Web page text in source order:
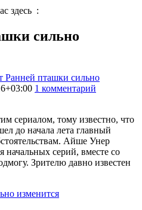
здесь :
сильно
Ранней пташки сильно
1 комментарий
сериалом, тому известно, что
до начала лета главный
Айше Унер
начальных серий, вместе со
Зрителю давно известен